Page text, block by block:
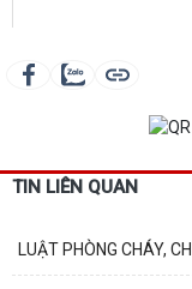
TIN LIÊN QUAN
LUẬT PHÒNG CHÁY,